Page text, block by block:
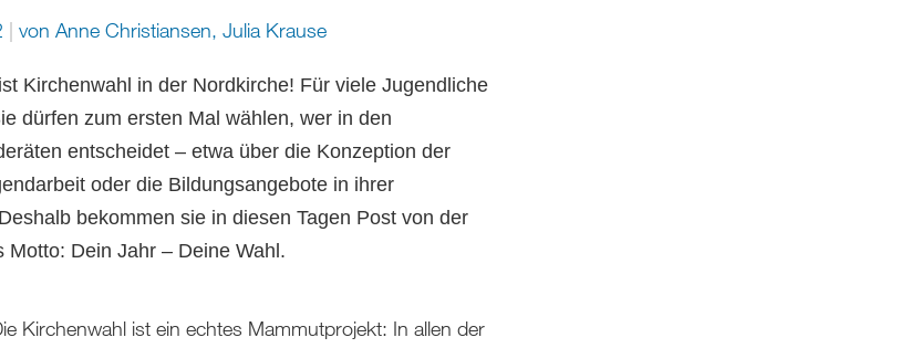
vonAnne Christiansen,Julia Krause
Kirchenwahl in der Nordkirche! Für viele Jugendliche
dürfen zum ersten Mal wählen, wer in den
entscheidet – etwa über die Konzeption der
oder die Bildungsangebote in ihrer
bekommen sie in diesen Tagen Post von der
Motto: Dein Jahr – Deine Wahl.
Kirchenwahl ist ein echtes Mammutprojekt: In allen der